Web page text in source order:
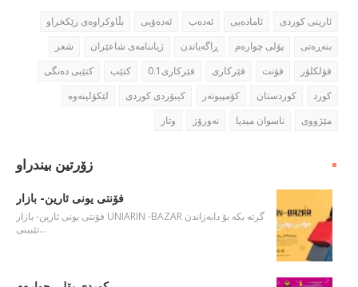
ئارینی كوردی ئاماده‌یی ئه‌ده‌ب ئه‌ده‌ۆبی
بڵاوكراوه‌ی رێكخراو
بنه‌ڕه‌تی
پۆلی چواره‌م ڕاگه‌یاندن ژیاننامه‌ی شاعێران
شعر
فۆلكلۆر
فۆنت فێركاری فێركاری0.1 كتێب
كتێبی ده‌نگی
كورد
كوردستان كۆمپیوته‌ر كیبۆردی كوردی
مێژووی
ناسوان میدیا نه‌ورۆز وتار
زۆرتین بیندراو
فۆنتی یونی ئارین- بازار
فۆنتی یونی ئارین- بازار UNIARIN -BAZAR گرته‌ بكه‌ بۆ دابه‌زاندن
تێبینی…